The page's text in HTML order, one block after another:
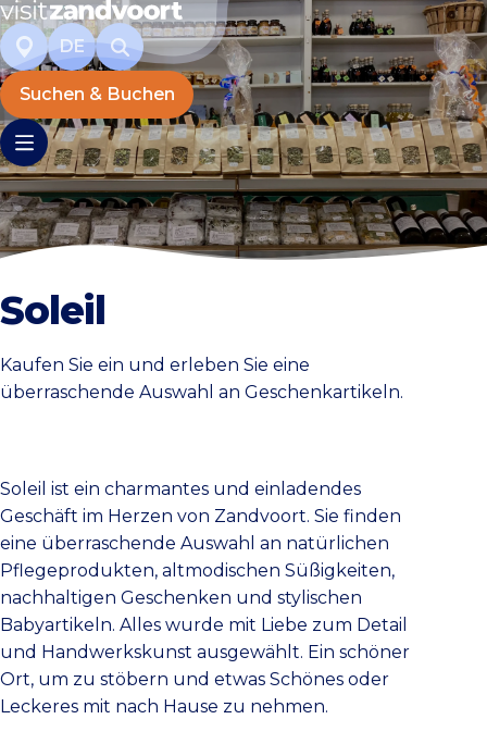
DE
Suchen & Buchen
Soleil
Kaufen Sie ein und erleben Sie eine
überraschende Auswahl an Geschenkartikeln.
Soleil ist ein charmantes und einladendes
Geschäft im Herzen von Zandvoort. Sie finden
eine überraschende Auswahl an natürlichen
Pflegeprodukten, altmodischen Süßigkeiten,
nachhaltigen Geschenken und stylischen
Babyartikeln. Alles wurde mit Liebe zum Detail
und Handwerkskunst ausgewählt. Ein schöner
Ort, um zu stöbern und etwas Schönes oder
Leckeres mit nach Hause zu nehmen.